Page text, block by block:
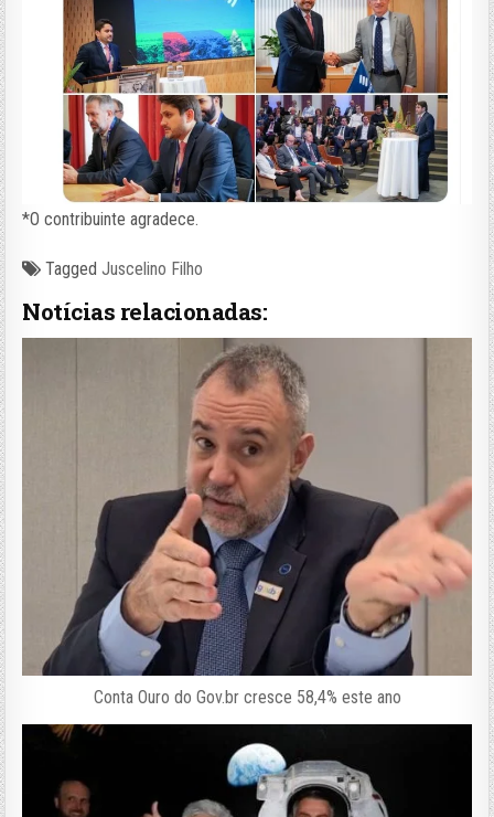
*O contribuinte agradece.
TaggedJuscelino Filho
Notícias relacionadas:
Conta Ouro do Gov.br cresce 58,4% este ano